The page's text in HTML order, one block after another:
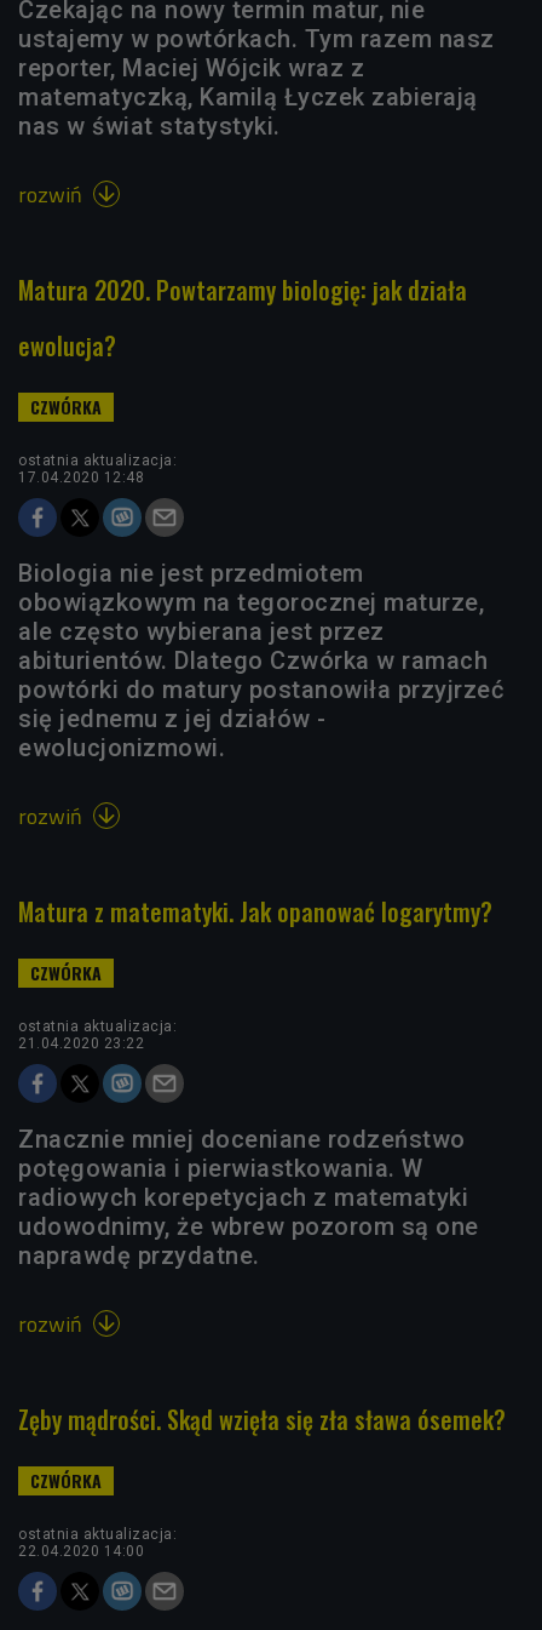
Czekając na nowy termin matur, nie
ustajemy w powtórkach. Tym razem nasz
reporter, Maciej Wójcik wraz z
matematyczką, Kamilą Łyczek zabierają
nas w świat statystyki.
rozwiń 
Matura 2020. Powtarzamy biologię: jak działa
ewolucja?
ostatnia aktualizacja:
17.04.2020 12:48
Biologia nie jest przedmiotem
obowiązkowym na tegorocznej maturze,
ale często wybierana jest przez
abiturientów. Dlatego Czwórka w ramach
powtórki do matury postanowiła przyjrzeć
się jednemu z jej działów -
ewolucjonizmowi.
rozwiń 
Matura z matematyki. Jak opanować logarytmy?
ostatnia aktualizacja:
21.04.2020 23:22
Znacznie mniej doceniane rodzeństwo
potęgowania i pierwiastkowania. W
radiowych korepetycjach z matematyki
udowodnimy, że wbrew pozorom są one
naprawdę przydatne.
rozwiń 
Zęby mądrości. Skąd wzięła się zła sława ósemek?
ostatnia aktualizacja:
22.04.2020 14:00